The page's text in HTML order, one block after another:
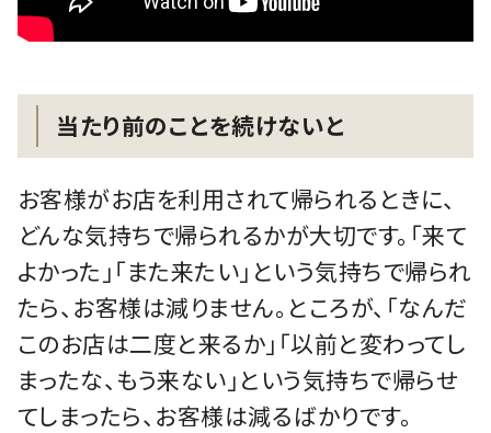
当たり前のことを続けないと
お客様がお店を利用されて帰られるときに、
どんな気持ちで帰られるかが大切です。「来て
よかった」「また来たい」という気持ちで帰られ
たら、お客様は減りません。ところが、「なんだ
このお店は二度と来るか」「以前と変わってし
まったな、もう来ない」という気持ちで帰らせ
てしまったら、お客様は減るばかりです。